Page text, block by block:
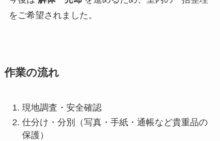
をご希望されました。
作業の流れ
現地調査・安全確認
仕分け・分別（写真・手紙・通帳など貴重品の
保護）